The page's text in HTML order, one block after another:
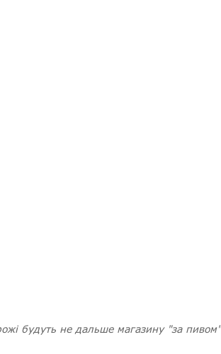
будуть не дальше магазину "за пивом"